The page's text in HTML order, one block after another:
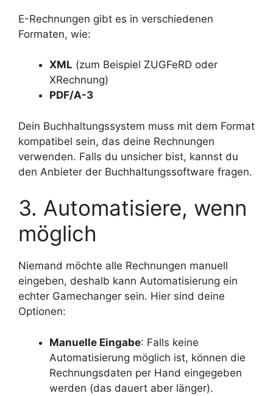
E-Rechnungen gibt es in verschiedenen
Formaten, wie:
XML (zum Beispiel ZUGFeRD oder
XRechnung)
PDF/A-3
Dein Buchhaltungssystem muss mit dem Format
kompatibel sein, das deine Rechnungen
verwenden. Falls du unsicher bist, kannst du
den Anbieter der Buchhaltungssoftware fragen.
3. Automatisiere, wenn
möglich
Niemand möchte alle Rechnungen manuell
eingeben, deshalb kann Automatisierung ein
echter Gamechanger sein. Hier sind deine
Optionen:
Manuelle Eingabe: Falls keine
Automatisierung möglich ist, können die
Rechnungsdaten per Hand eingegeben
werden (das dauert aber länger).